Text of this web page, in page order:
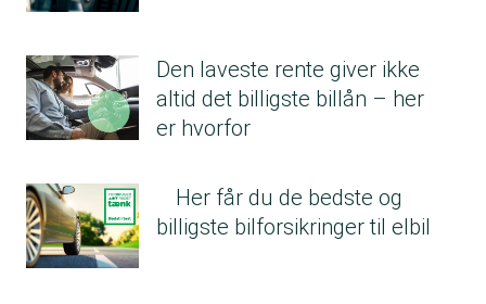
Den laveste rente giver ikke
altid det billigste billån – her
er hvorfor
Her får du de bedste og
billigste bilforsikringer til elbil